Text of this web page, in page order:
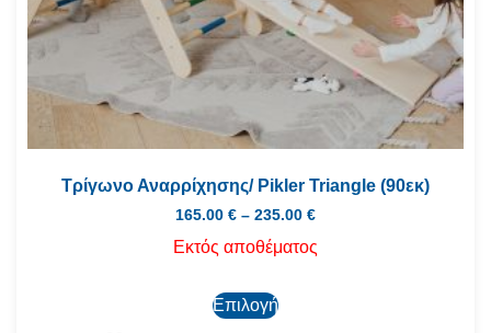
Τρίγωνο Αναρρίχησης/ Pikler Triangle (90εκ)
165.00 € – 235.00 €
Εκτός αποθέματος
Επιλογή